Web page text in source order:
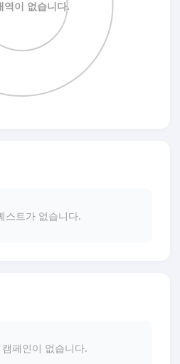
스트가 없습니다.
페인이 없습니다.